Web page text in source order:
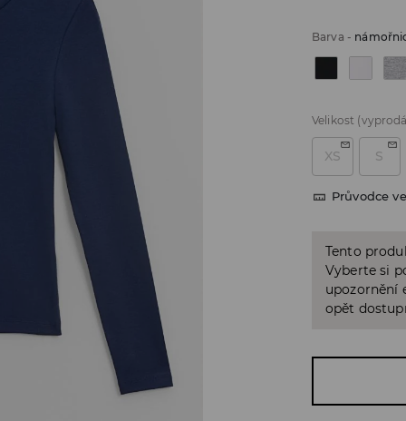
Barva -
Velikost
XS S
Průvodce
Tento
Vyberte si
upozornění
opět